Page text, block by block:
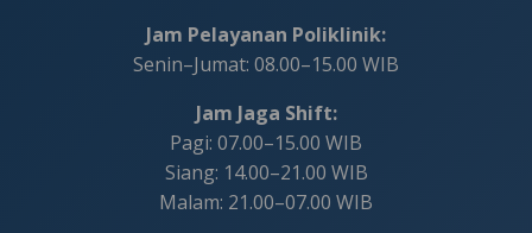
Jam Pelayanan Poliklinik:
Senin–Jumat: 08.00–15.00 WIB
Jam Jaga Shift:
Pagi: 07.00–15.00 WIB
Siang: 14.00–21.00 WIB
Malam: 21.00–07.00 WIB